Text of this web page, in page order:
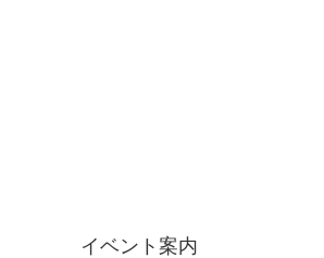
イベント案内